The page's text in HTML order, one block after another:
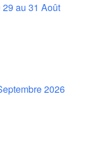
au 31 Août
2026